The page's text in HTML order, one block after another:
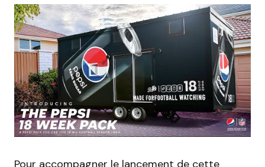
Pour accompagner le lancement de cette